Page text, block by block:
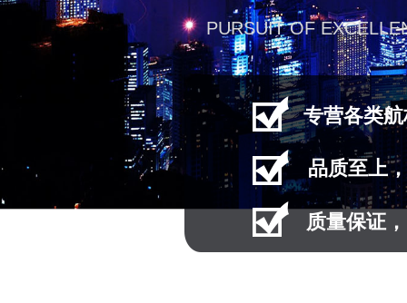
PURSUIT OF
专营各类
品质至上
质量保证